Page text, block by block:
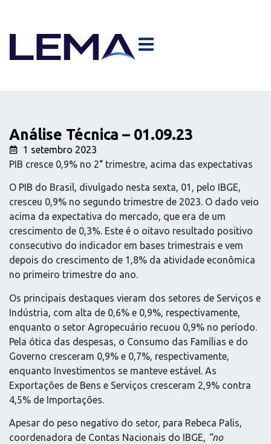
Análise Técnica – 01.09.23
1 setembro 2023
PIB cresce 0,9% no 2° trimestre, acima das expectativas
O PIB do Brasil, divulgado nesta sexta, 01, pelo IBGE,
cresceu 0,9% no segundo trimestre de 2023. O dado veio
acima da expectativa do mercado, que era de um
crescimento de 0,3%. Este é o oitavo resultado positivo
consecutivo do indicador em bases trimestrais e vem
depois do crescimento de 1,8% da atividade econômica
no primeiro trimestre do ano.
Os principais destaques vieram dos setores de Serviços e
Indústria, com alta de 0,6% e 0,9%, respectivamente,
enquanto o setor Agropecuário recuou 0,9% no período.
Pela ótica das despesas, o Consumo das Famílias e do
Governo cresceram 0,9% e 0,7%, respectivamente,
enquanto Investimentos se manteve estável. As
Exportações de Bens e Serviços cresceram 2,9% contra
4,5% de Importações.
Apesar do peso negativo do setor, para Rebeca Palis,
coordenadora de Contas Nacionais do IBGE, “no